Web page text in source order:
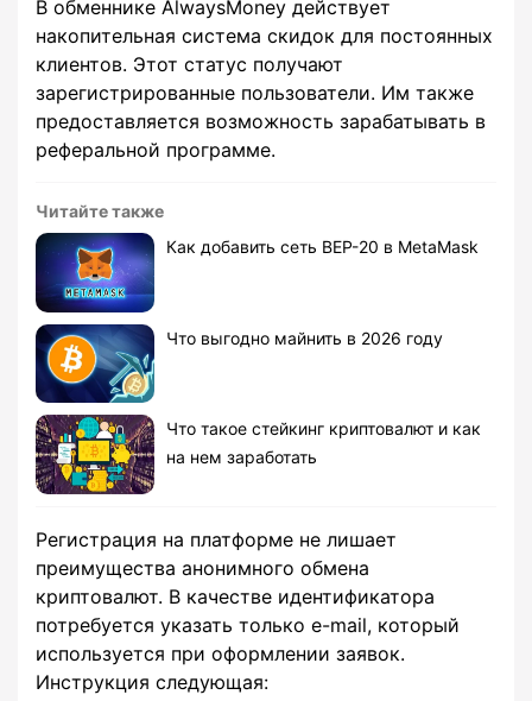
В обменнике AlwaysMoney действует
накопительная система скидок для постоянных
клиентов. Этот статус получают
зарегистрированные пользователи. Им также
предоставляется возможность зарабатывать в
реферальной программе.
Читайте также
Как добавить сеть BEP-20 в MetaMask
Что выгодно майнить в 2026 году
Что такое стейкинг криптовалют и как
на нем заработать
Регистрация на платформе не лишает
преимущества анонимного обмена
криптовалют. В качестве идентификатора
потребуется указать только e-mail, который
используется при оформлении заявок.
Инструкция следующая: